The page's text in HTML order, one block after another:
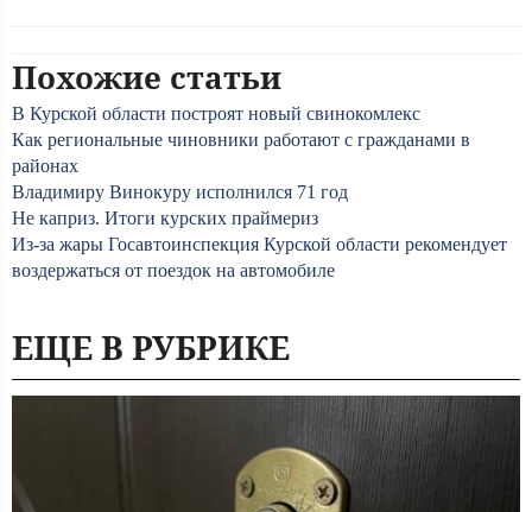
Похожие статьи
В Курской области построят новый свинокомлекс
Как региональные чиновники работают с гражданами в
районах
Владимиру Винокуру исполнился 71 год
Не каприз. Итоги курских праймериз
Из-за жары Госавтоинспекция Курской области рекомендует
воздержаться от поездок на автомобиле
ЕЩЕ В РУБРИКЕ